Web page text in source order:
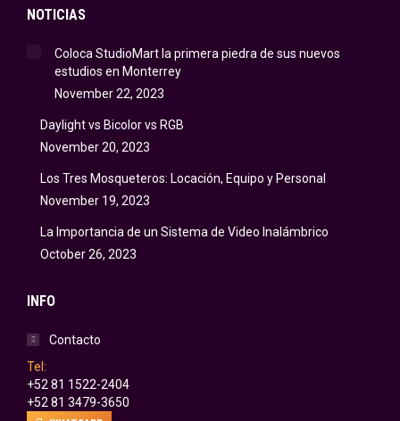
NOTICIAS
Coloca StudioMart la primera piedra de sus nuevos
estudios en Monterrey
November 22, 2023
Daylight vs Bicolor vs RGB
November 20, 2023
Los Tres Mosqueteros: Locación, Equipo y Personal
November 19, 2023
La Importancia de un Sistema de Video Inalámbrico
October 26, 2023
INFO
Contacto
Tel:
+52 81 1522-2404
+52 81 3479-3650